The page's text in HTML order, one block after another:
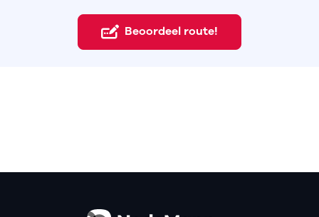
Beoordeel route!